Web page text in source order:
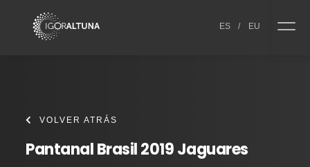
ES / EU
VOLVER ATRÁS
Pantanal Brasil 2019 Jaguares